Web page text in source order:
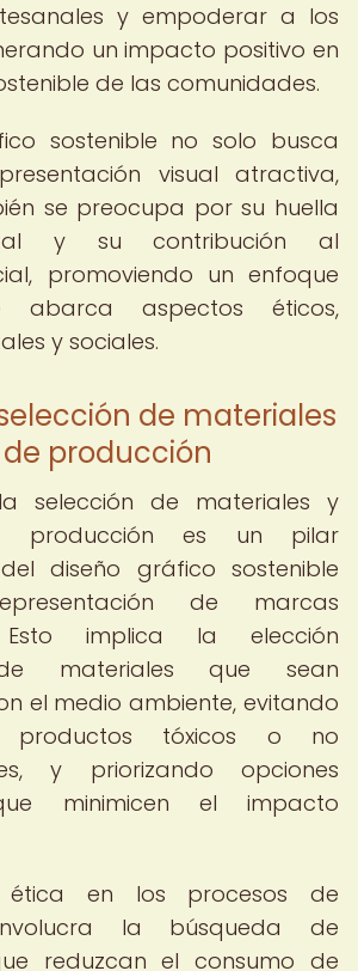
y empoderar a los
un impacto positivo en
de las comunidades.
sostenible no solo busca
visual atractiva,
se preocupa por su huella
y su contribución al
promoviendo un enfoque
abarca aspectos éticos,
y sociales.
de materiales
producción
selección de materiales y
producción es un pilar
diseño gráfico sostenible
de marcas
Esto implica la elección
materiales que sean
el medio ambiente, evitando
tóxicos o no
y priorizando opciones
minimicen el impacto
ética en los procesos de
la búsqueda de
reduzcan el consumo de